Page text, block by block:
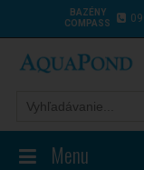
BAZÉNY
COMPASS
Menu